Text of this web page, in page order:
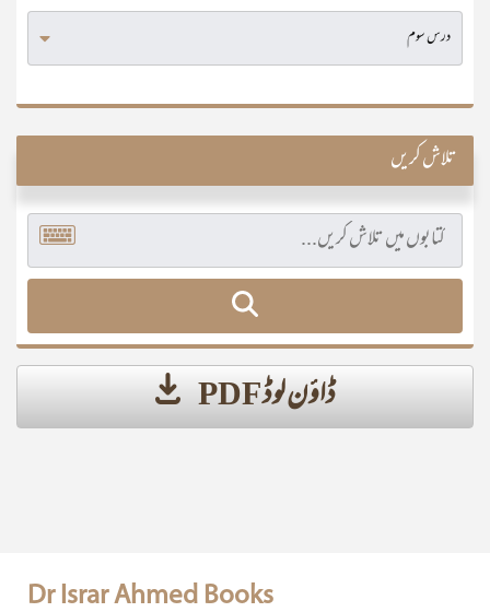
تلاش کریں
ڈاؤن لوڈ PDF
Dr Israr Ahmed Books